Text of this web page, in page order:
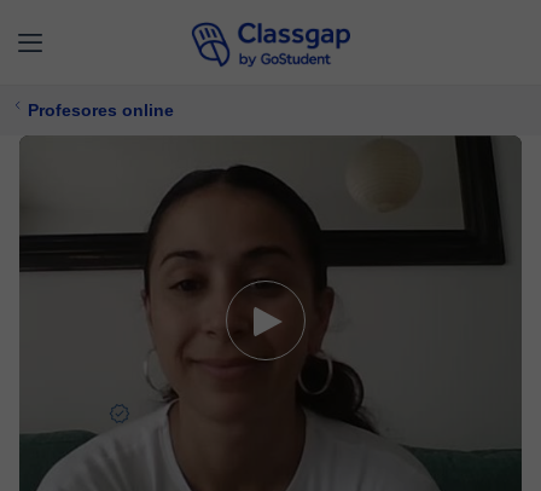
Profesores online
5,0 (2)
24 clases
Español,
Inglés